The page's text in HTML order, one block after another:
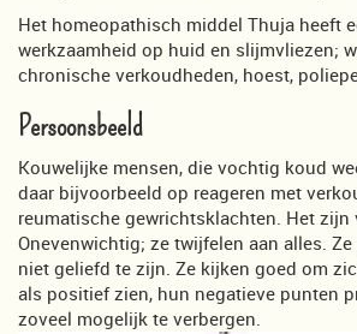
Het homeopathisch middel Thuja heeft
werkzaamheid op huid en slijmvliezen;
chronische verkoudheden, hoest,
Persoonsbeeld
Kouwelijke mensen, die vochtig koud
daar bijvoorbeeld op reageren met
reumatische gewrichtsklachten. Het zijn
Onevenwichtig; ze twijfelen aan alles.
niet geliefd te zijn. Ze kijken goed om
als positief zien, hun negatieve punten
zoveel mogelijk te verbergen.